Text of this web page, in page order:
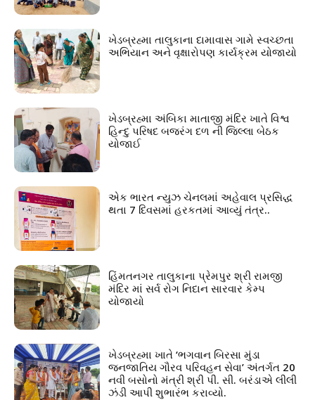
ખેડબ્રહ્મા તાલુકાના દામાવાસ ગામે સ્વચ્છતા
અભિયાન અને વૃક્ષારોપણ કાર્યક્રમ યોજાયો
ખેડબ્રહ્મા અંબિકા માતાજી મંદિર ખાતે વિશ્વ
હિન્દુ પરિષદ બજરંગ દળ ની જિલ્લા બેઠક
યોજાઈ
એક ભારત ન્યુઝ ચેનલમાં અહેવાલ પ્રસિદ્ધ
થતા 7 દિવસમાં હરકતમાં આવ્યું તંત્ર..
હિંમતનગર તાલુકાના પ્રેમપુર શ્રી રામજી
મંદિર માં સર્વ રોગ નિદાન સારવાર કેમ્પ
યોજાયો
ખેડબ્રહ્મા ખાતે ‘ભગવાન બિરસા મુંડા
જનજાતિય ગૌરવ પરિવહન સેવા’ અંતર્ગત 20
નવી બસોનો મંત્રી શ્રી પી. સી. બરંડાએ લીલી
ઝંડી આપી શુભારંભ કરાવ્યો.